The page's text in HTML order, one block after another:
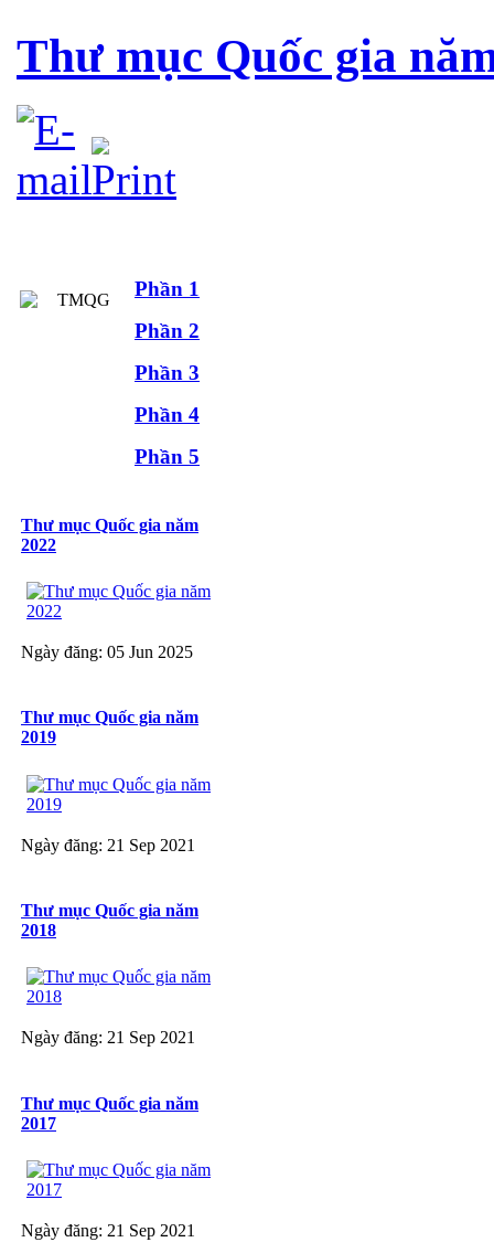
Thư mục Quốc gia
Phần 1
Phần 2
Phần 3
Phần 4
Phần 5
Thư mục Quốc gia năm
2022
Ngày đăng: 05 Jun 2025
Thư mục Quốc gia năm
2019
Ngày đăng: 21 Sep 2021
Thư mục Quốc gia năm
2018
Ngày đăng: 21 Sep 2021
Thư mục Quốc gia năm
2017
Ngày đăng: 21 Sep 2021